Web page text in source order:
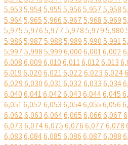
5,9535,9545,9555,9565,9575,958
5,9645,9655,9665,9675,9685,969
5,9755,9765,9775,9785,9795,980
5,9865,9875,9885,9895,9905,991
5,9975,9985,9996,0006,0016,002
6,0086,0096,0106,0116,0126,013
6,0196,0206,0216,0226,0236,024
6,0296,0306,0316,0326,0336,034
6,0406,0416,0426,0436,0446,045
6,0516,0526,0536,0546,0556,056
6,0626,0636,0646,0656,0666,067
6,0736,0746,0756,0766,0776,078
6,0836,0846,0856,0866,0876,088